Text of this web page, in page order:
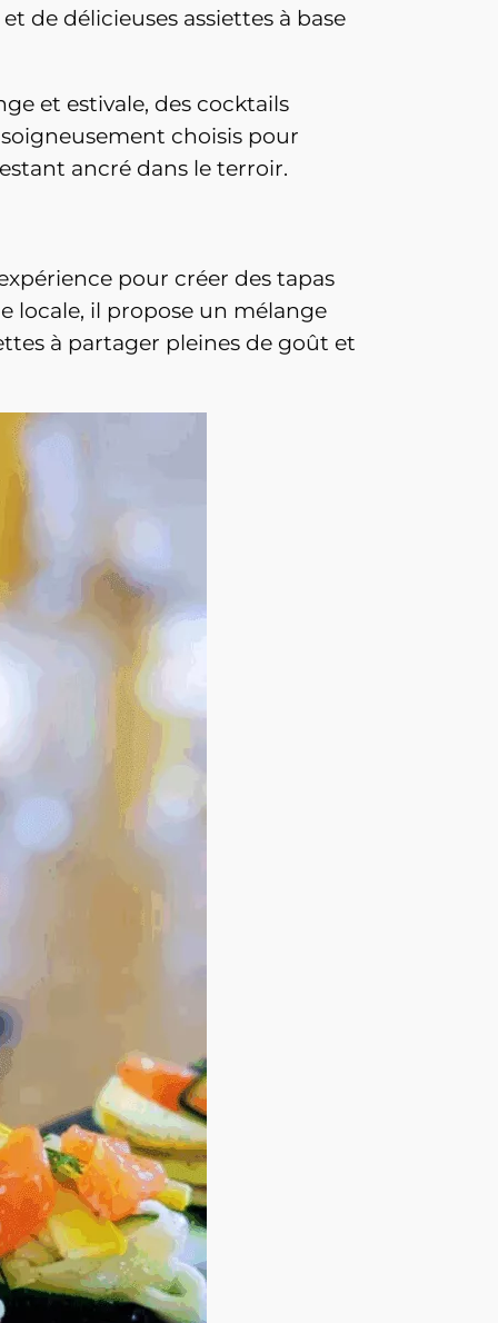
de délicieuses assiettes à base
et estivale, des cocktails
choisis pour
ancré dans le terroir.
pour créer des tapas
locale, il propose un mélange
à partager pleines de goût et